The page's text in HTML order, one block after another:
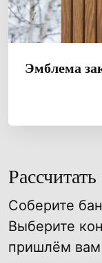
Эмблема
Соберите
Выберите
пришлём